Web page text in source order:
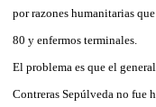
por razones humanitarias
80 y enfermos terminales.
El problema es que el
Contreras Sepúlveda no fue